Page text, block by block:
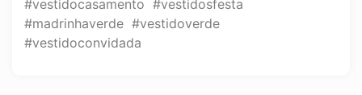
#vestidocasamento #vestidosfesta
#madrinhaverde #vestidoverde
#vestidoconvidada